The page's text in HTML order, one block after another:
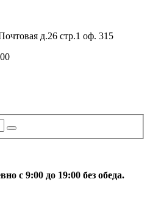
д.26 стр.1 оф. 315
с 9:00 до 19:00 без обеда.